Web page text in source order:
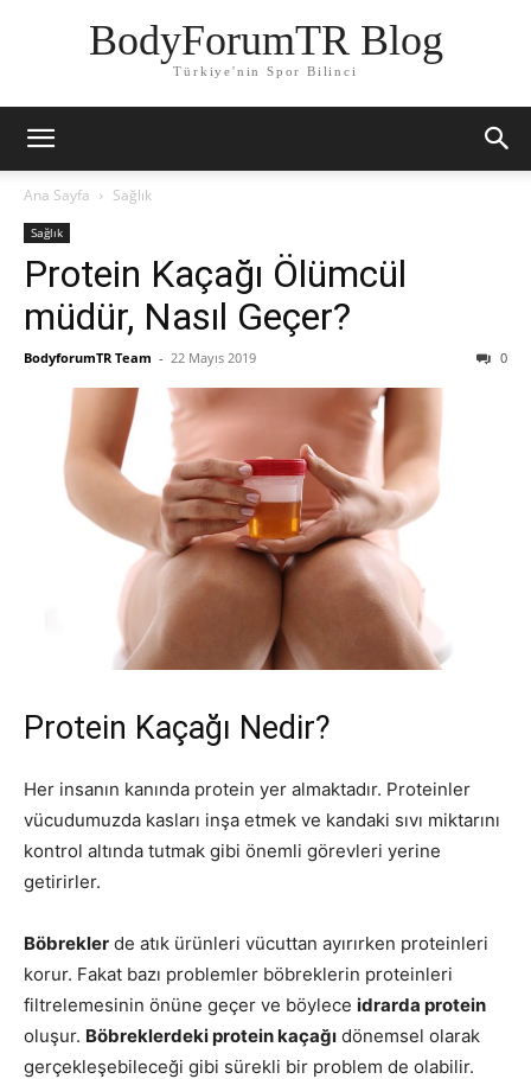
BodyForumTR Blog
Türkiye'nin Spor Bilinci
Ana Sayfa Sağlık
Sağlık
Protein Kaçağı Ölümcül
müdür, Nasıl Geçer?
BodyforumTR Team - 22 Mayıs 2019 0
Protein Kaçağı Nedir?
Her insanın kanında protein yer almaktadır. Proteinler
vücudumuzda kasları inşa etmek ve kandaki sıvı miktarını
kontrol altında tutmak gibi önemli görevleri yerine
getirirler.
Böbrekler de atık ürünleri vücuttan ayırırken proteinleri
korur. Fakat bazı problemler böbreklerin proteinleri
filtrelemesinin önüne geçer ve böylece idrarda protein
oluşur. Böbreklerdeki protein kaçağı dönemsel olarak
gerçekleşebileceği gibi sürekli bir problem de olabilir.